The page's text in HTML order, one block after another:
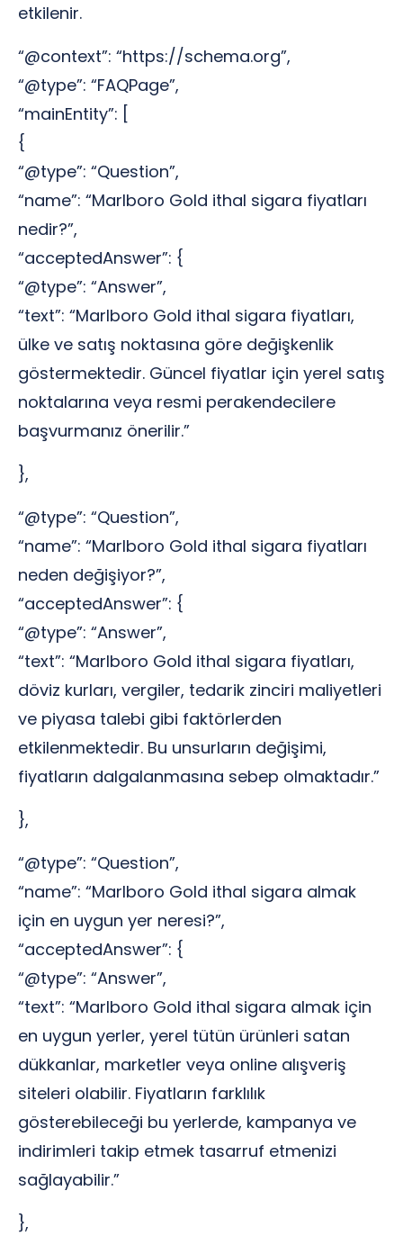
etkilenir.
“@context”: “https://schema.org”,
“@type”: “FAQPage”,
“mainEntity”: [
{
“@type”: “Question”,
“name”: “Marlboro Gold ithal sigara fiyatları
nedir?”,
“acceptedAnswer”: {
“@type”: “Answer”,
“text”: “Marlboro Gold ithal sigara fiyatları,
ülke ve satış noktasına göre değişkenlik
göstermektedir. Güncel fiyatlar için yerel satış
noktalarına veya resmi perakendecilere
başvurmanız önerilir.”
},
“@type”: “Question”,
“name”: “Marlboro Gold ithal sigara fiyatları
neden değişiyor?”,
“acceptedAnswer”: {
“@type”: “Answer”,
“text”: “Marlboro Gold ithal sigara fiyatları,
döviz kurları, vergiler, tedarik zinciri maliyetleri
ve piyasa talebi gibi faktörlerden
etkilenmektedir. Bu unsurların değişimi,
fiyatların dalgalanmasına sebep olmaktadır.”
},
“@type”: “Question”,
“name”: “Marlboro Gold ithal sigara almak
için en uygun yer neresi?”,
“acceptedAnswer”: {
“@type”: “Answer”,
“text”: “Marlboro Gold ithal sigara almak için
en uygun yerler, yerel tütün ürünleri satan
dükkanlar, marketler veya online alışveriş
siteleri olabilir. Fiyatların farklılık
gösterebileceği bu yerlerde, kampanya ve
indirimleri takip etmek tasarruf etmenizi
sağlayabilir.”
},